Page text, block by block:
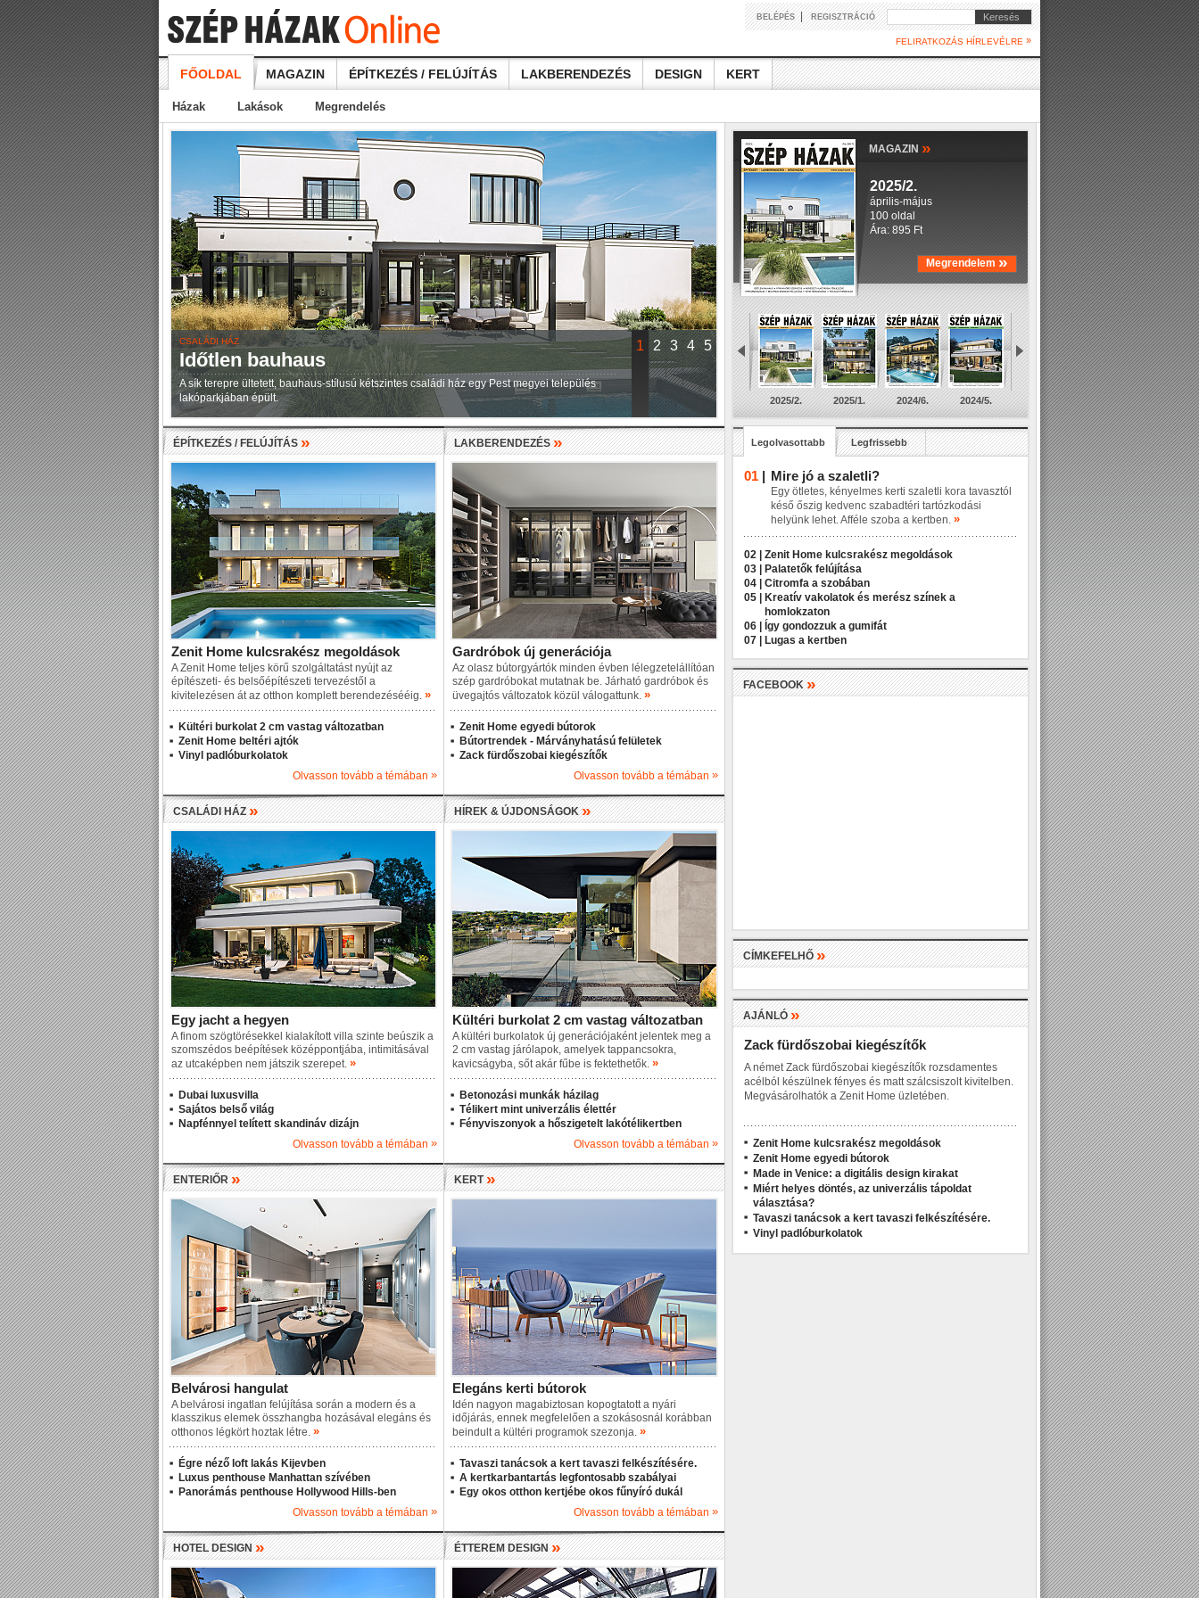
BELÉPÉS| REGISZTRÁCIÓ Keresés
FELIRATKOZÁS HÍRLEVÉLRE »
FŐOLDAL MAGAZIN ÉPÍTKEZÉS / FELÚJÍTÁS LAKBERENDEZÉS DESIGN KERT
Házak Lakások Megrendelés
CSALÁDI HÁZ
Időtlen bauhaus
A sík terepre ültetett, bauhaus-stílusú kétszintes családi ház egy Pest megyei település
lakóparkjában épült.
1 2 3 4 5
ÉPÍTKEZÉS / FELÚJÍTÁS»
Zenit Home kulcsrakész megoldások
A Zenit Home teljes körű szolgáltatást nyújt az
építészeti- és belsőépítészeti tervezéstől a
kivitelezésen át az otthon komplett berendezésééig. »
Kültéri burkolat 2 cm vastag változatban
Zenit Home beltéri ajtók
Vinyl padlóburkolatok
Olvasson tovább a témában »
CSALÁDI HÁZ»
Egy jacht a hegyen
A finom szögtörésekkel kialakított villa szinte beúszik a
szomszédos beépítések középpontjába, intimitásával
az utcaképben nem játszik szerepet. »
Dubai luxusvilla
Sajátos belső világ
Napfénnyel telített skandináv dizájn
Olvasson tovább a témában »
ENTERIŐR»
Belvárosi hangulat
A belvárosi ingatlan felújítása során a modern és a
klasszikus elemek összhangba hozásával elegáns és
otthonos légkört hoztak létre. »
Égre néző loft lakás Kijevben
Luxus penthouse Manhattan szívében
Panorámás penthouse Hollywood Hills-ben
Olvasson tovább a témában »
HOTEL DESIGN»
LAKBERENDEZÉS»
Gardróbok új generációja
Az olasz bútorgyártók minden évben lélegzetelállítóan
szép gardróbokat mutatnak be. Járható gardróbok és
üvegajtós változatok közül válogattunk. »
Zenit Home egyedi bútorok
Bútortrendek - Márványhatású felületek
Zack fürdőszobai kiegészítők
Olvasson tovább a témában »
HÍREK & ÚJDONSÁGOK»
Kültéri burkolat 2 cm vastag változatban
A kültéri burkolatok új generációjaként jelentek meg a
2 cm vastag járólapok, amelyek tappancsokra,
kavicságyba, sőt akár fűbe is fektethetők. »
Betonozási munkák házilag
Télikert mint univerzális élettér
Fényviszonyok a hőszigetelt lakótélikertben
Olvasson tovább a témában »
KERT»
Elegáns kerti bútorok
Idén nagyon magabiztosan kopogtatott a nyári
időjárás, ennek megfelelően a szokásosnál korábban
beindult a kültéri programok szezonja. »
Tavaszi tanácsok a kert tavaszi felkészítésére.
A kertkarbantartás legfontosabb szabályai
Egy okos otthon kertjébe okos fűnyíró dukál
Olvasson tovább a témában »
ÉTTEREM DESIGN»
MAGAZIN »
2025/2.
április-május
100 oldal
Ára: 895 Ft
Megrendelem »
2025/2. 2025/1. 2024/6. 2024/5.
Legolvasottabb Legfrissebb
01 | Mire jó a szaletli?
Egy ötletes, kényelmes kerti szaletli kora tavasztól
késő őszig kedvenc szabadtéri tartózkodási
helyünk lehet. Afféle szoba a kertben. »
02 |
Zenit Home kulcsrakész megoldások
03 |
Palatetők felújítása
04 |
Citromfa a szobában
05 |
Kreatív vakolatok és merész színek a
homlokzaton
06 |
Így gondozzuk a gumifát
07 |
Lugas a kertben
FACEBOOK»
CÍMKEFELHŐ»
AJÁNLÓ»
Zack fürdőszobai kiegészítők
A német Zack fürdőszobai kiegészítők rozsdamentes
acélból készülnek fényes és matt szálcsiszolt kivitelben.
Megvásárolhatók a Zenit Home üzletében.
Zenit Home kulcsrakész megoldások
Zenit Home egyedi bútorok
Made in Venice: a digitális design kirakat
Miért helyes döntés, az univerzális tápoldat
választása?
Tavaszi tanácsok a kert tavaszi felkészítésére.
Vinyl padlóburkolatok